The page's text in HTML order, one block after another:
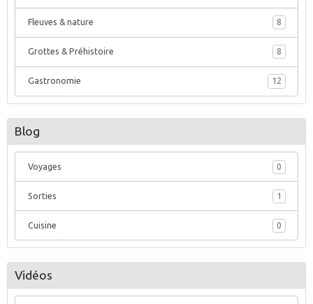
Fleuves & nature 8
Grottes & Préhistoire 8
Gastronomie 12
Blog
Voyages 0
Sorties 1
Cuisine 0
Vidéos